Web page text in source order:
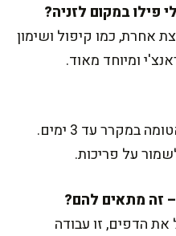
אחרת, כמו קיפול ושימון
ומיוחד מאוד.
הקנלוני נשמר היטב בקופסה אטומה במקרר עד 3 ימים.
על פריכות.
הדפים, זו עבודה